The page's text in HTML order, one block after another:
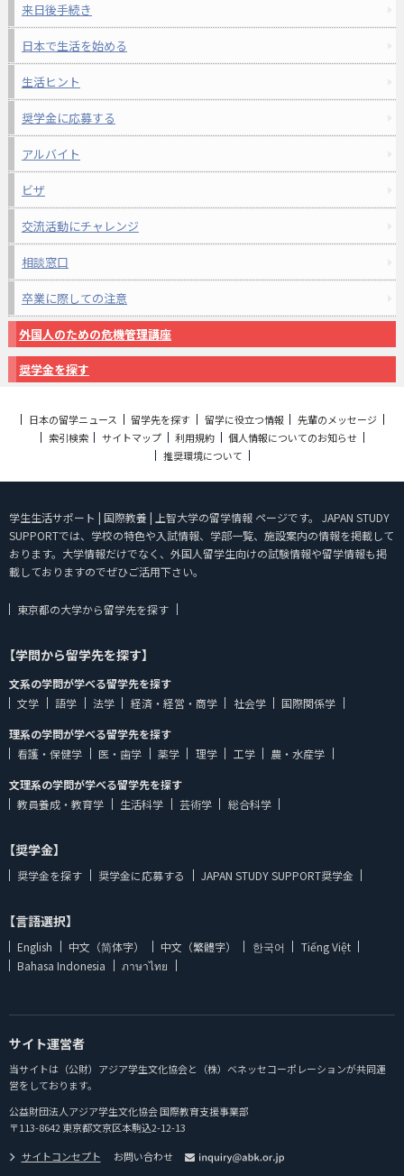
来日後手続き
日本で生活を始める
生活ヒント
奨学金に応募する
アルバイト
ビザ
交流活動にチャレンジ
相談窓口
卒業に際しての注意
外国人のための危機管理講座
奨学金を探す
日本の留学ニュース 留学先を探す 留学に役立つ情報
先輩のメッセージ
索引検索
サイトマップ 利用規約
個人情報についてのお知らせ
推奨環境について
学生生活サポート | 国際教養 | 上智大学の留学情報 ページです。 JAPAN STUDY
SUPPORTでは、学校の特色や入試情報、学部一覧、施設案内の情報を掲載して
おります。大学情報だけでなく、外国人留学生向けの試験情報や留学情報も掲
載しておりますのでぜひご活用下さい。
東京都の大学から留学先を探す
【学問から留学先を探す】
文系の学問が学べる留学先を探す
文学
語学 法学 経済・経営・商学 社会学
国際関係学
理系の学問が学べる留学先を探す
看護・保健学
医・歯学 薬学 理学 工学
農・水産学
文理系の学問が学べる留学先を探す
教員養成・教育学
生活科学 芸術学 総合科学
【奨学金】
奨学金を探す 奨学金に応募する JAPAN STUDY SUPPORT奨学金
【言語選択】
English 中文（简体字） 中文（繁體字） 한국어
Tiếng Việt
Bahasa Indonesia
ภาษาไทย
サイト運営者
当サイトは（公財）アジア学生文化協会と（株）ベネッセコーポレーションが共同運
営をしております。
公益財団法人アジア学生文化協会 国際教育支援事業部
〒113-8642 東京都文京区本駒込2-12-13
サイトコンセプト
お問い合わせ